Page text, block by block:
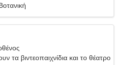
τα βιντεοπαιχνίδια και το θέατρο